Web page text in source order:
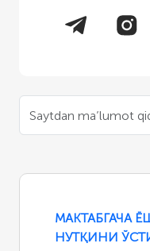
МАКТАБГАЧА
НУТҚИНИ